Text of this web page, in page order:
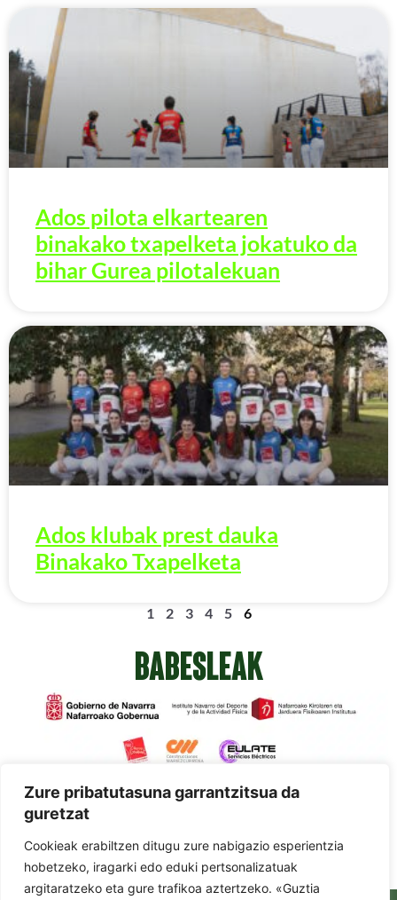
Zure pribatutasuna garrantzitsua da
guretzat
Cookieak erabiltzen ditugu zure nabigazio esperientzia
hobetzeko, iragarki edo eduki pertsonalizatuak
argitaratzeko eta gure trafikoa aztertzeko. «Guztia
Ados pilota elkartearen
binakako txapelketa jokatuko da
bihar Gurea pilotalekuan
Ados klubak prest dauka
Binakako Txapelketa
1 2 3 4 5 6
BABESLEAK